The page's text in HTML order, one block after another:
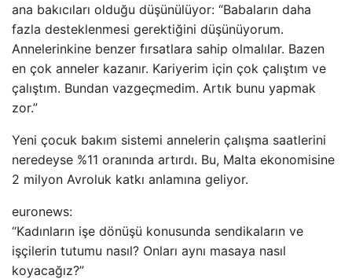
ana bakıcıları olduğu düşünülüyor: “Babaların daha
fazla desteklenmesi gerektiğini düşünüyorum.
Annelerinkine benzer fırsatlara sahip olmalılar. Bazen
en çok anneler kazanır. Kariyerim için çok çalıştım ve
çalıştım. Bundan vazgeçmedim. Artık bunu yapmak
zor.”
Yeni çocuk bakım sistemi annelerin çalışma saatlerini
neredeyse %11 oranında artırdı. Bu, Malta ekonomisine
2 milyon Avroluk katkı anlamına geliyor.
euronews:
“Kadınların işe dönüşü konusunda sendikaların ve
işçilerin tutumu nasıl? Onları aynı masaya nasıl
koyacağız?”